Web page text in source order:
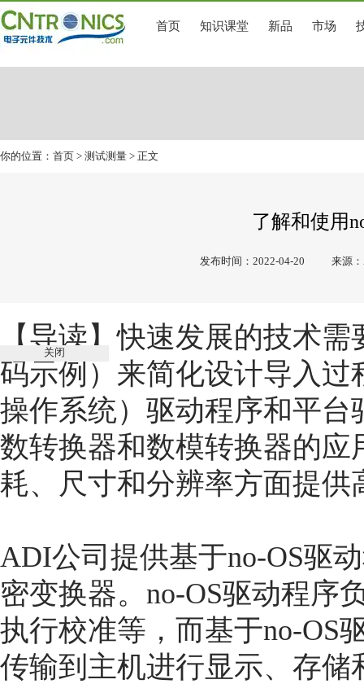
首页 知识课堂 新品 市场
你的位置： 首页 > 测试测量 > 正文
了解和使用
发布时间：2022-04-20 来源
【导读】快速发展的技术
码示例）来简化设计导入过
操作系统）驱动程序和平
数转换器和数模转换器的
耗、尺寸和分辨率方面提供
ADI公司提供基于no-OS驱
密变换器。no-OS驱动程序
执行校准等，而基于no-OS
传输到主机进行显示、存储
关闭